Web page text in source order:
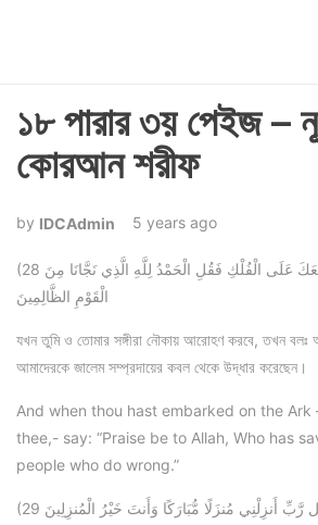
১৮ পারার ৩য় পেইজ –
কোরআন শরীফ
IDCAdmin 5 years ago
(28 فَإِذَا اسْتَوَيْتَ أَنتَ وَمَن مَّعَكَ عَلَى الْفُلْكِ فَقُلِ الْحَمْدُ لِلَّهِ الَّذِي نَجَّانَا مِنَ
الْقَوْمِ الظَّالِمِينَ
যখন তুমি ও তোমার সঙ্গীরা নৌকায় আরোহণ করবে, তখন বলঃ
আমাদেরকে জালেম সম্প্রদায়ের কবল থেকে উদ্ধার করেছেন।
And when thou hast embarked on the Ark
thee,- say: “Praise be to Allah, Who has
people who do wrong.”
وَقُل رَّبِّ أَنزِلْنِي مُنزَلًا مُّبَارَكًا وَأَنتَ خَيْرُ الْمُنزِلِينَ